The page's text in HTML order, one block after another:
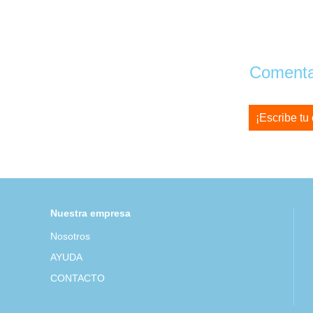
¡Escribe
Nuestra empresa
Nosotros
AYUDA
CONTACTO